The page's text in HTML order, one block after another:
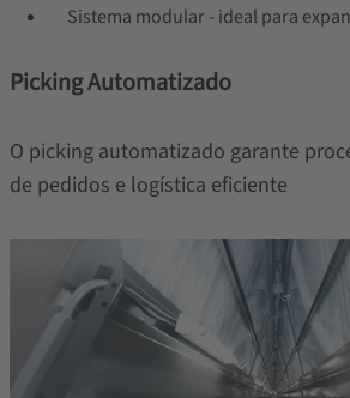
Sistema modular - ideal para
Picking Automatizado
O picking automatizado garante
de pedidos e logística eficiente